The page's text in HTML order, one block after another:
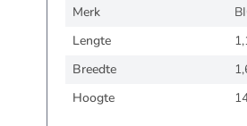
Merk
Lengte
Breedte
Hoogte